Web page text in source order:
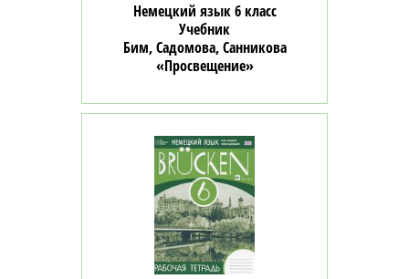
Немецкий язык 6 класс
Учебник
Бим, Садомова, Санникова
«Просвещение»